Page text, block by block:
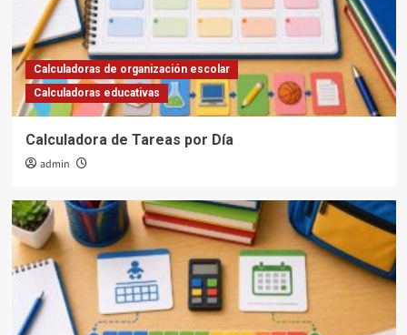
Calculadoras de organización escolar
Calculadoras educativas
Calculadora de Tareas por Día
admin